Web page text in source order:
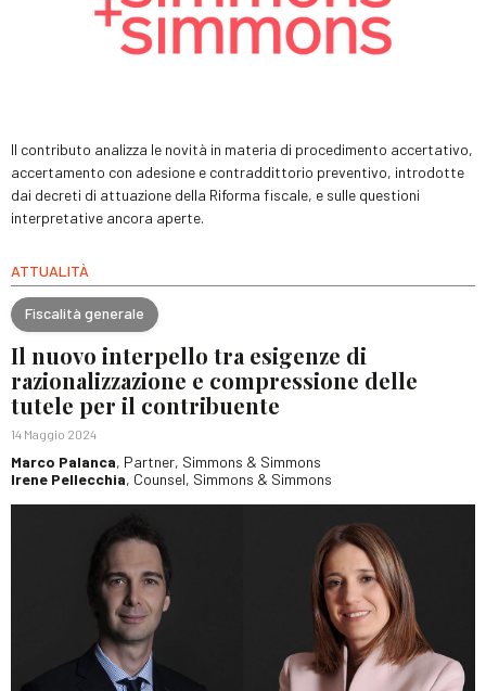
Il contributo analizza le novità in materia di procedimento accertativo,
accertamento con adesione e contraddittorio preventivo, introdotte
dai decreti di attuazione della Riforma fiscale, e sulle questioni
interpretative ancora aperte.
ATTUALITÀ
Fiscalità generale
Il nuovo interpello tra esigenze di
razionalizzazione e compressione delle
tutele per il contribuente
14 Maggio 2024
Marco Palanca, Partner, Simmons & Simmons
Irene Pellecchia, Counsel, Simmons & Simmons